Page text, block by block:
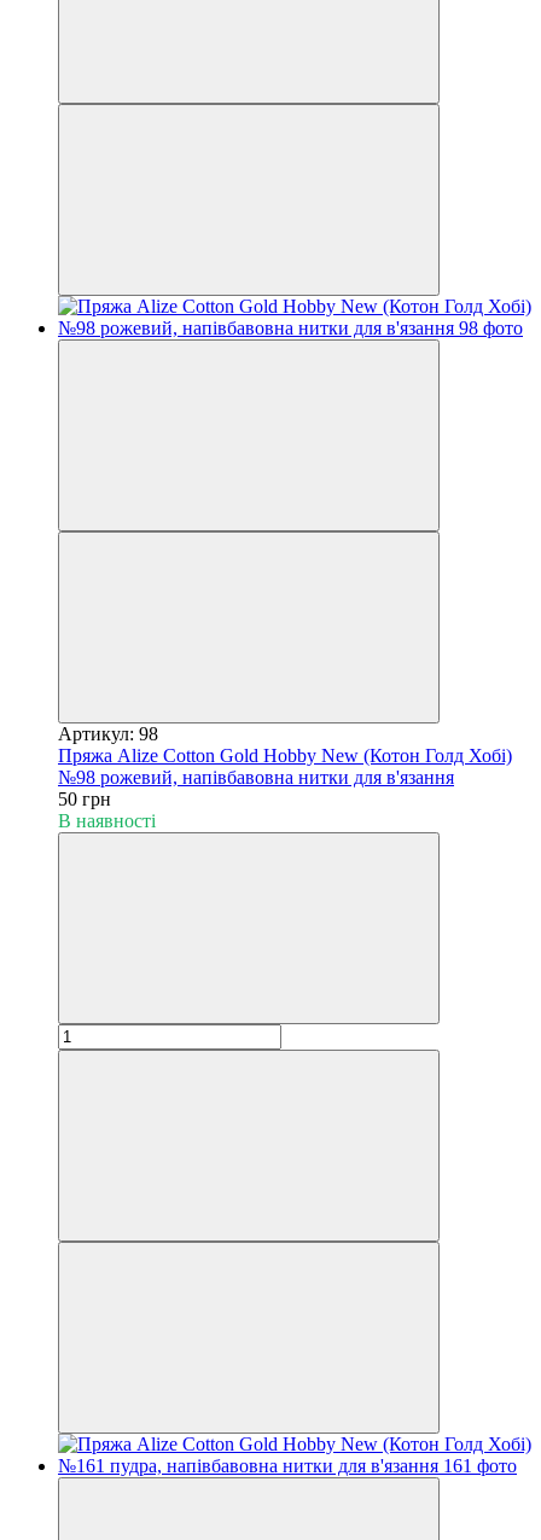
Артикул: 98
Пряжа Alize Cotton Gold Hobby New (Котон Голд Хобі)
№98 рожевий, напівбавовна нитки для в'язання
50 грн
В наявності